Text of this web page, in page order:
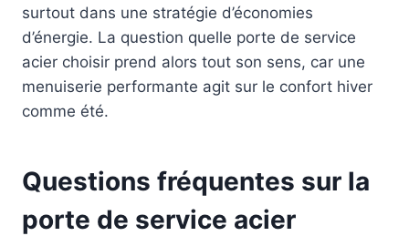
surtout dans une stratégie d’économies
d’énergie. La question quelle porte de service
acier choisir prend alors tout son sens, car une
menuiserie performante agit sur le confort hiver
comme été.
Questions fréquentes sur la
porte de service acier